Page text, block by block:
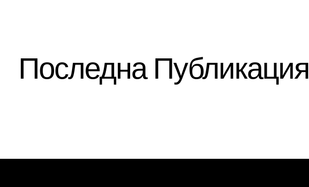
Последна Публикация